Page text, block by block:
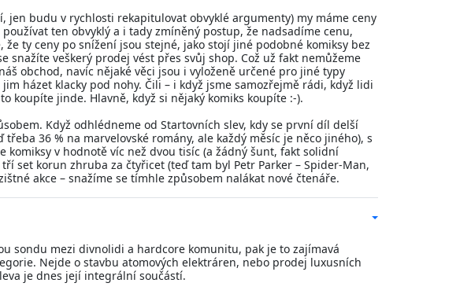
budu v rychlosti rekapitulovat obvyklé argumenty) my máme ceny
ten obvyklý a i tady zmíněný postup, že nadsadíme cenu,
ty ceny po snížení jsou stejné, jako stojí jiné podobné komiksy bez
snažíte veškerý prodej vést přes svůj shop. Což už fakt nemůžeme
obchod, navíc nějaké věci jsou i vyloženě určené pro jiné typy
házet klacky pod nohy. Čili – i když jsme samozřejmě rádi, když lidi
koupíte jinde. Hlavně, když si nějaký komiks koupíte :-).
Když odhlédneme od Startovních slev, kdy se první díl delší
36 % na marvelovské romány, ale každý měsíc je něco jiného), s
v hodnotě víc než dvou tisíc (a žádný šunt, fakt solidní
set korun zhruba za čtyřicet (teď tam byl Petr Parker – Spider-Man,
akce – snažíme se tímhle způsobem nalákat nové čtenáře.
sondu mezi divnolidi a hardcore komunitu, pak je to zajímavá
Nejde o stavbu atomových elektráren, nebo prodej luxusních
je dnes její integrální součástí.